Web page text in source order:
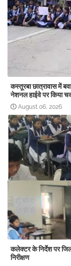
कस्तूरबा छात्रावास में
नेशनल हाईवे पर किया
August 06, 2026
कलेक्टर के निर्देश पर
निरीक्षण